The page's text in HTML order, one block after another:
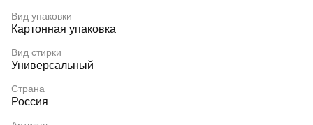
Вид упаковки
Картонная упаковка
Вид стирки
Универсальный
Страна
Россия